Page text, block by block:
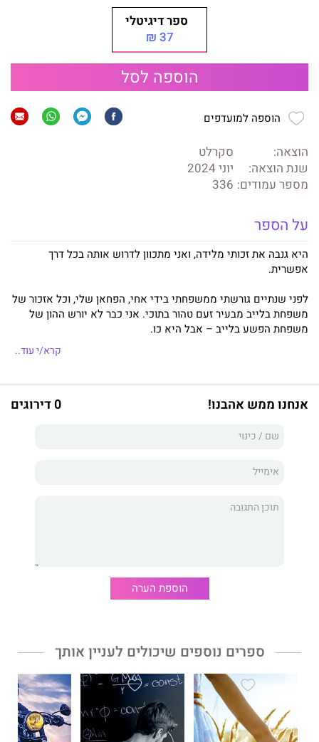
ספר דיגיטלי
37 ₪
הוספה לסל
הוספה למועדפים
הוצאה:
סקרלט
שנת הוצאה:
יוני 2024
מספר עמודים: 336
על הספר
היא גנבה את זכותי מלידה, ואני מתכוון לדרוש אותה בכל דרך
אפשרית.
לפני שנתיים גורשתי ממשפחתי בידי אחי, הפחאן שלי, וכל אזכור של
משפחת בלייב מבעיר זעם טהור בתוכי. אני כבר לא יורש ההון של
משפחת הפשע בלייב – אבל היא כן.
זניה בלייב, האישה היפה ביותר שאי פעם ראיתי. אחיינית שלי.
כאדם העוצמתי ביותר בעיר. האהבה שלנו היא פרי אסור.
ואגרום לה להפוך לשלי. היא חושבת שטעימה אחת תספיק לי אחרי
"כיבוש אכזרי"
רכושני, וגיבורה מתוקה, חזקה ובתולה. הספר הזה מלוכלך וטעים,
קרא/י עוד..
אנחנו ממש אהבנו! 0 דירוגים
הוספת הערה
ספרים נוספים שיכולים לעניין אותך